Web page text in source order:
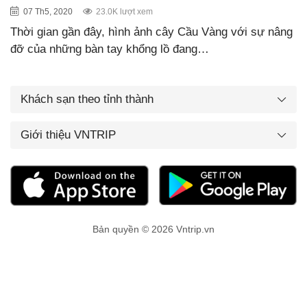
07 Th5, 2020 23.0K lượt xem
Thời gian gần đây, hình ảnh cây Cầu Vàng với sự nâng
đỡ của những bàn tay khổng lồ đang…
Khách sạn theo tỉnh thành
Giới thiệu VNTRIP
Bản quyền © 2026 Vntrip.vn